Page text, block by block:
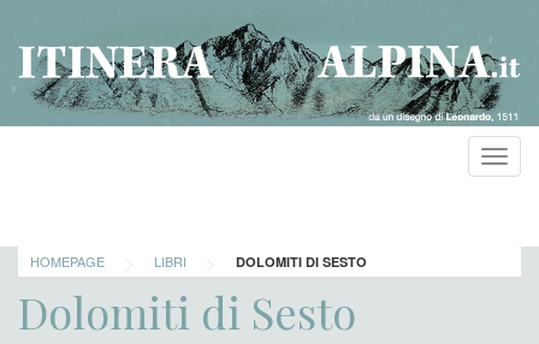
HOMEPAGE LIBRI DOLOMITI DI SESTO
Dolomiti di Sesto